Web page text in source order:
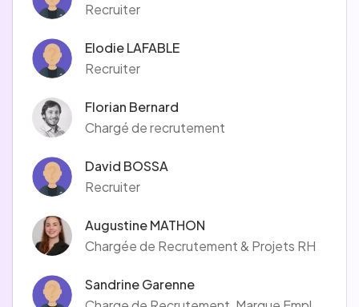
Recruiter
Elodie LAFABLE
Recruiter
Florian Bernard
Chargé de recrutement
David BOSSA
Recruiter
Augustine MATHON
Chargée de Recrutement & Projets RH
Sandrine Garenne